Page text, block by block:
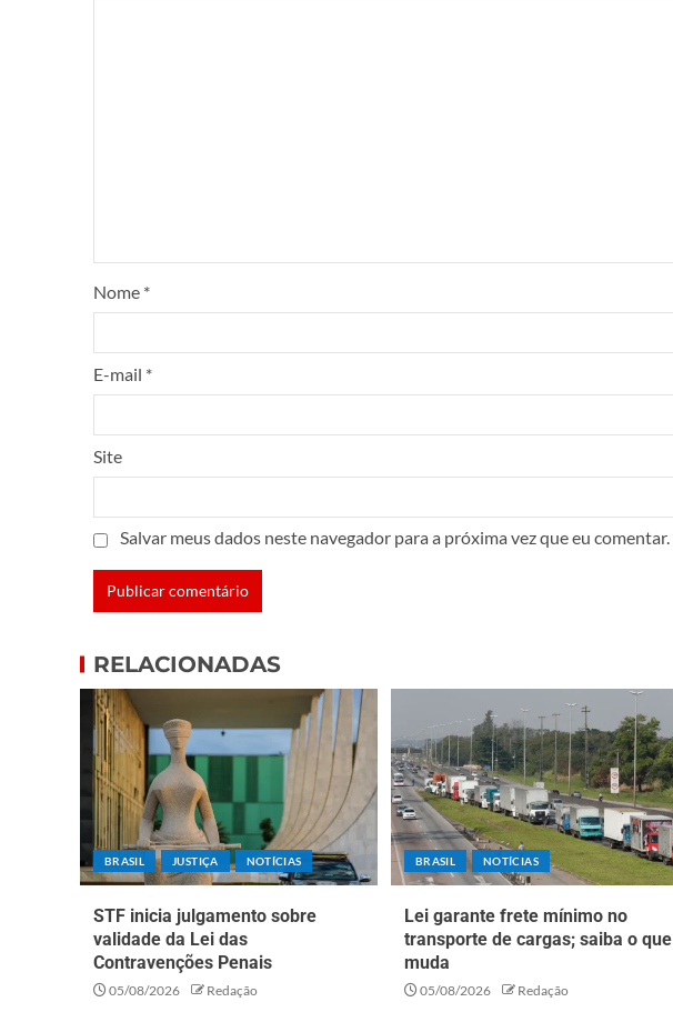
Nome *
E-mail *
Site
Salvar meus dados neste navegador para a próxima vez que eu comentar.
RELACIONADAS
BRASIL JUSTIÇA NOTÍCIAS
STF inicia julgamento sobre
validade da Lei das
Contravenções Penais
05/08/2026 Redação
BRASIL NOTÍCIAS
Lei garante frete mínimo no
transporte de cargas; saiba o que
muda
05/08/2026 Redação